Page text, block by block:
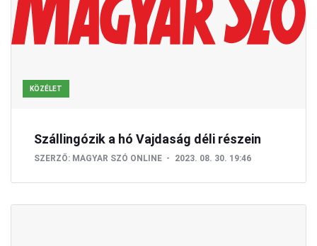
KÖZÉLET
Szállingózik a hó Vajdaság déli részein
SZERZŐ: MAGYAR SZÓ ONLINE 2023. 08. 30. 19:46